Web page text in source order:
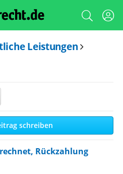
Leistungen
schreiben
Rückzahlung